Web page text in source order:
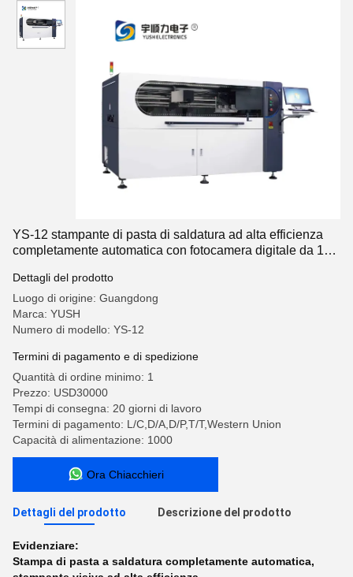
a semiconduttori
YS-12 stampante di pasta di saldatura ad alta efficienza
completamente automatica con fotocamera digitale da 130
Dettagli del prodotto
Luogo di origine: Guangdong
Marca: YUSH
Numero di modello: YS-12
Termini di pagamento e di spedizione
Quantità di ordine minimo: 1
Prezzo: USD30000
Tempi di consegna: 20 giorni di lavoro
Termini di pagamento: L/C,D/A,D/P,T/T,Western Union
Capacità di alimentazione: 1000
Ora Chiacchieri
Dettagli del prodotto Descrizione del prodotto
Evidenziare:
Stampa di pasta a saldatura completamente automatica,